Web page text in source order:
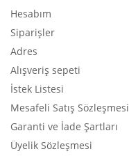
Hesabım
Siparişler
Adres
Alışveriş sepeti
İstek Listesi
Mesafeli Satış Sözleşmesi
Garanti ve İade Şartları
Üyelik Sözleşmesi